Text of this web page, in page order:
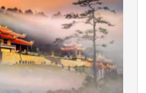
Chùa
Hương